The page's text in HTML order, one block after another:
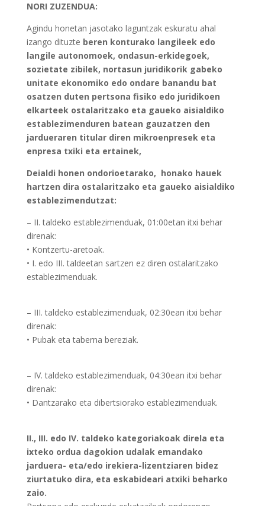
NORI ZUZENDUA:
Agindu honetan jasotako laguntzak eskuratu ahal
izango dituzte beren konturako langileek edo
langile autonomoek, ondasun-erkidegoek,
sozietate zibilek, nortasun juridikorik gabeko
unitate ekonomiko edo ondare banandu bat
osatzen duten pertsona fisiko edo juridikoen
elkarteek ostalaritzako eta gaueko aisialdiko
establezimenduren batean gauzatzen den
jardueraren titular diren mikroenpresek eta
enpresa txiki eta ertainek,
Deialdi honen ondorioetarako, honako hauek
hartzen dira ostalaritzako eta gaueko aisialdiko
establezimendutzat:
– II. taldeko establezimenduak, 01:00etan itxi behar
direnak:
• Kontzertu-aretoak.
• I. edo III. taldeetan sartzen ez diren ostalaritzako
establezimenduak.
– III. taldeko establezimenduak, 02:30ean itxi behar
direnak:
• Pubak eta taberna bereziak.
– IV. taldeko establezimenduak, 04:30ean itxi behar
direnak:
• Dantzarako eta dibertsiorako establezimenduak.
II., III. edo IV. taldeko kategoriakoak direla eta
ixteko ordua dagokion udalak emandako
jarduera- eta/edo irekiera-lizentziaren bidez
ziurtatuko dira, eta eskabideari atxiki beharko
zaio.